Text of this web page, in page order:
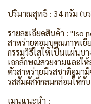
ปริมาณสุทธิ : 34 กรัม (บ
รายละเอียดสินค้า : "Iso
สาหร่ายคอมบุคุณภาพเยี่
กรรมวิธีไสให้เป็นแผ่นบ
เอกลักษณ์สวยงามและใ
ตัวสาหร่ายมีรสชาติอูมา
รสสัมผัสที่กลมกล่อมให้กั
เมนูแนะนำ :